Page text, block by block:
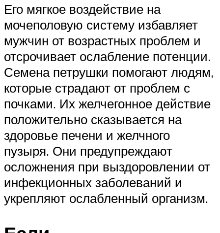
Его мягкое воздействие на
мочеполовую систему избавляет
мужчин от возрастных проблем и
отсрочивает ослабление потенции.
Семена петрушки помогают людям,
которые страдают от проблем с
почками. Их желчегонное действие
положительно сказывается на
здоровье печени и желчного
пузыря. Они предупреждают
осложнения при выздоровлении от
инфекционных заболеваний и
укрепляют ослабленный организм.